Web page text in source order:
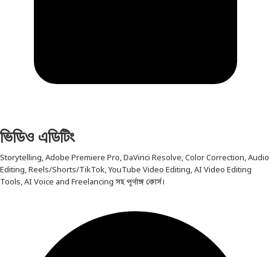
ভিডিও এডিটিং
Storytelling, Adobe Premiere Pro, DaVinci Resolve, Color Correction, Audio
Editing, Reels/Shorts/TikTok, YouTube Video Editing, AI Video Editing
Tools, AI Voice and Freelancing সহ পূর্ণাঙ্গ কোর্স।